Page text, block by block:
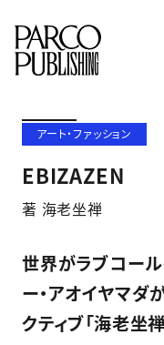
アート・ファッション
EBIZAZEN
著 海老坐禅
世界がラブコー
ー・アオイヤマダ
クティブ「海老坐